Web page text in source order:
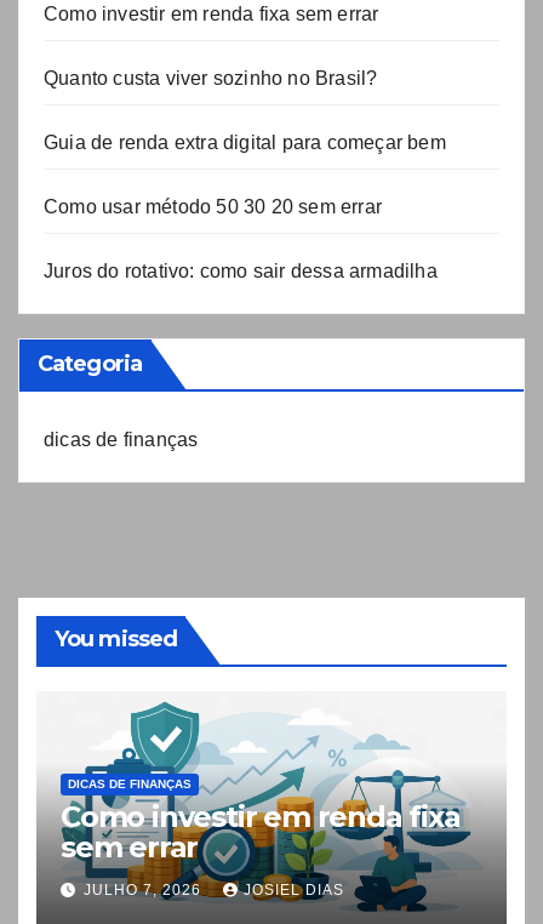
Como investir em renda fixa sem errar
Quanto custa viver sozinho no Brasil?
Guia de renda extra digital para começar bem
Como usar método 50 30 20 sem errar
Juros do rotativo: como sair dessa armadilha
Categoria
dicas de finanças
You missed
DICAS DE FINANÇAS
Como investir em renda fixa
sem errar
JULHO 7, 2026 JOSIEL DIAS